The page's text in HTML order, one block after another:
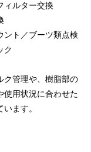
ィルター交換
ント／ブーツ類点検
ク
ク管理や、樹脂部の
使用状況に合わせた
ます。